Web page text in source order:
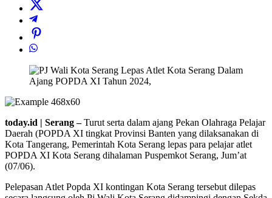
today.id | Serang –Turut serta dalam ajang Pekan Olahraga Pelajar
Daerah (POPDA XI tingkat Provinsi Banten yang dilaksanakan di
Kota Tangerang, Pemerintah Kota Serang lepas para pelajar atlet
POPDA XI Kota Serang dihalaman Puspemkot Serang, Jum’at
(07/06).
Pelepasan Atlet Popda XI kontingan Kota Serang tersebut dilepas